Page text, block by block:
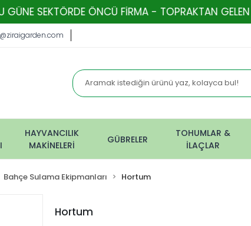
ÖNCÜ FİRMA - TOPRAKTAN GELEN
HAYVANCILIK
MAKİNELERİ
GÜBRELER
TOHUMLAR &
İLAÇLAR
Bahçe Sulama Ekipmanları Hortum
Hortum